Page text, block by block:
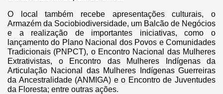
O local também recebe apresentações culturais, o
Armazém da Sociobiodiversidade, um Balcão de Negócios
e a realização de importantes iniciativas, como o
lançamento do Plano Nacional dos Povos e Comunidades
Tradicionais (PNPCT), o Encontro Nacional das Mulheres
Extrativistas, o Encontro das Mulheres Indígenas da
Articulação Nacional das Mulheres Indígenas Guerreiras
da Ancestralidade (ANMIGA) e o Encontro de Juventudes
da Floresta; entre outras ações.